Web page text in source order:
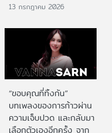
13 กรกฎาคม 2026
“ขอบคุณที่ทิ้งกัน”
บทเพลงของการก้าวผ่าน
ความเจ็บปวด และกลับมา
เลือกตัวเองอีกครั้ง จาก